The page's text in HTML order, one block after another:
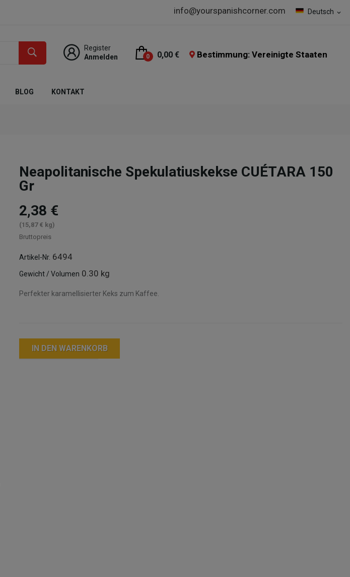
Deutsch expand_more
info@yourspanishcorner.com
Register
Anmelden
0 0,00 € Bestimmung: Vereinigte Staaten
BLOG KONTAKT
Neapolitanische Spekulatiuskekse CUÉTARA 150
Gr
2,38 €
(15,87 € kg)
Bruttopreis
Artikel-Nr. 6494
Gewicht / Volumen 0.30 kg
Perfekter karamellisierter Keks zum Kaffee.
IN DEN WARENKORB